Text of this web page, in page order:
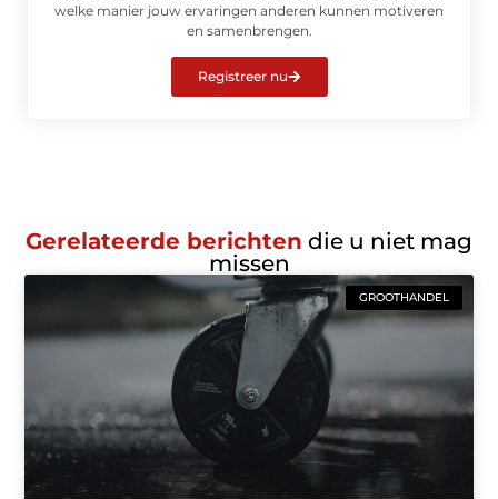
welke manier jouw ervaringen anderen kunnen motiveren
en samenbrengen.
Registreer nu
Gerelateerde berichten die u niet mag
missen
GROOTHANDEL